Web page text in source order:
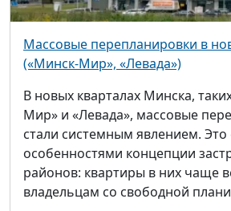
Массовые перепланировки в
(«Минск-Мир», «Левада»)
В новых кварталах Минска,
Мир» и «Левада», массовые
стали системным явлением. Это
особенностями концепции
районов: квартиры в них чаще
владельцам со свободной